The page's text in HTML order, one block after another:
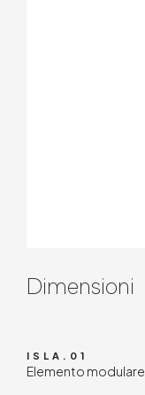
Dimensioni
ISLA.01
Elemento modulare